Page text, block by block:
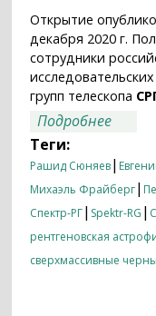
Открытие
декабря 2020 г.
сотрудники
групп телескопа
Подробнее
газа
Теги:
Рашид Сюняев|
Михаэль Фрайберг|
Спектр-РГ| Spektr-RG |
рентгеновская
сверхмассивные